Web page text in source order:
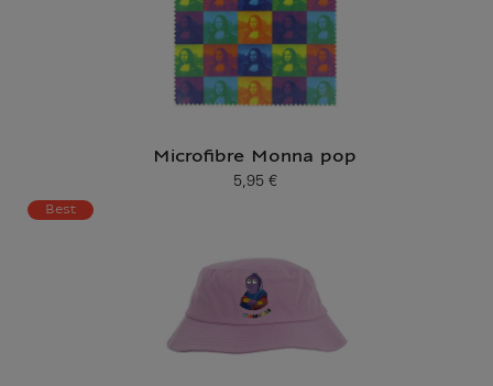
Microfibre Monna pop
Prix ​​actuel
5,95 €
Best